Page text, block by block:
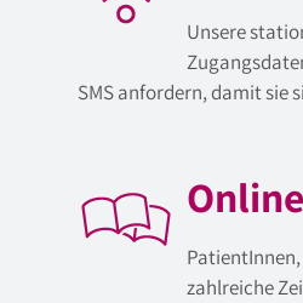
Unsere
SMS anfordern, damit sie
zahlreiche